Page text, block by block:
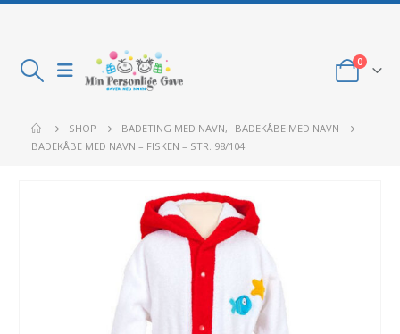
0
SHOP BADETING MED NAVN,
BADEKÅBE MED NAVN
BADEKÅBE MED NAVN – FISKEN – STR. 98/104